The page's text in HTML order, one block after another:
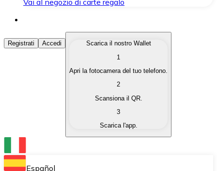
Vai al negozio di carte regalo
Acquista Criptovalute
Acquista le criptovalute che ti interessano in modo
Converti le tue criptovalute in valuta fiat quando ne
Scambia una criptovaluta con un'altra
Conserva le tue cripto in un Wallet self-custodial.
Registrati Accedi
Scarica il nostro Wallet
1
Apri la fotocamera del tuo telefono.
2
Scansiona il QR.
3
Scarica l'app.
Español